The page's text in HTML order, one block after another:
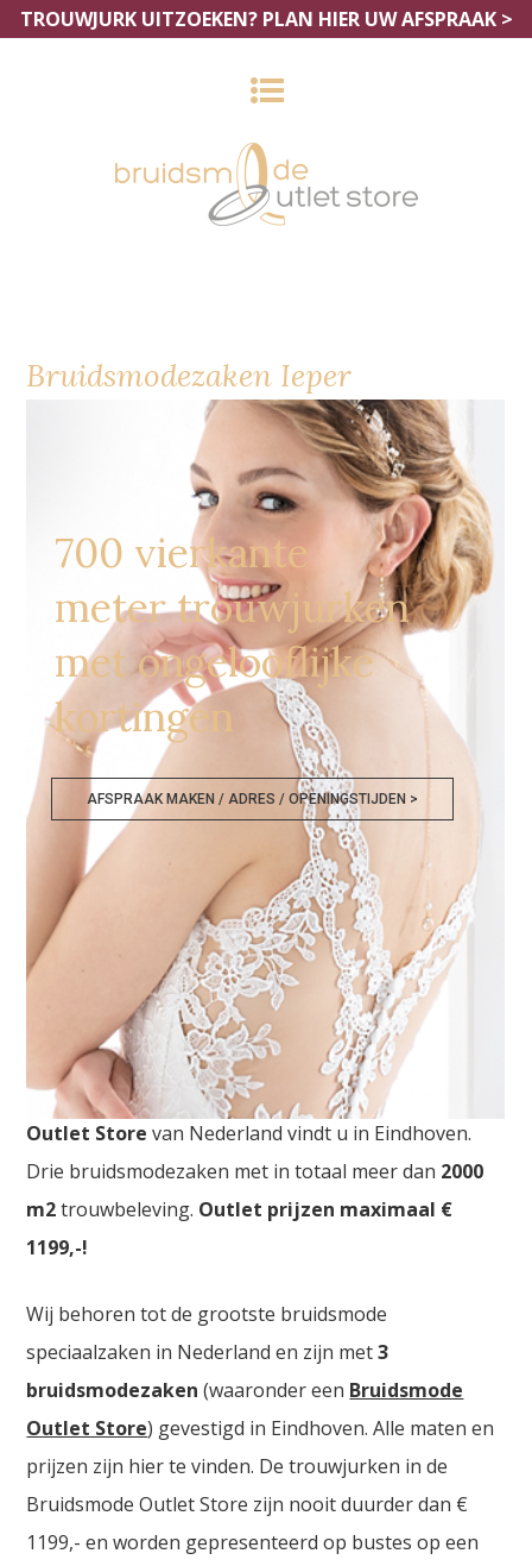
TROUWJURK UITZOEKEN? PLAN HIER UW AFSPRAAK >
Bruidsmodezaken Ieper
700 vierkante
meter trouwjurken
met ongelooflijke
kortingen
AFSPRAAK MAKEN / ADRES / OPENINGSTIJDEN >
Bruidsmodezaken Ieper
Bruidsmodezaken Ieper. De
grootste Bruidsmode
Outlet Store van Nederland vindt u in Eindhoven.
Drie bruidsmodezaken met in totaal meer dan 2000
m2trouwbeleving. Outlet prijzen maximaal €
1199,-!
Wij behoren tot de grootste bruidsmode
speciaalzaken in Nederland en zijn met3
bruidsmodezaken (waaronder een Bruidsmode
Outlet Store) gevestigd in Eindhoven. Alle maten en
prijzen zijn hier te vinden. De trouwjurken in de
Bruidsmode Outlet Store zijn nooit duurder dan €
1199,- en worden gepresenteerd op bustes op een